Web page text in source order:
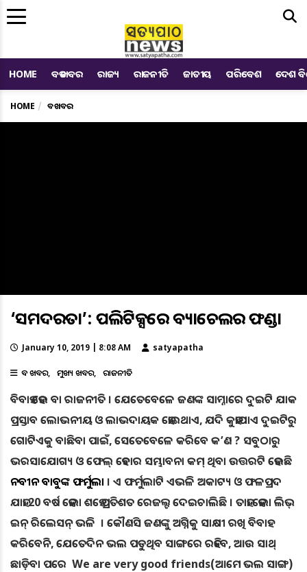
HOME ବଡ ଖବର ରାଜ୍ୟ ରାଜନୀତି ଜାତୀୟ ପରିବେଶ ଦେଶ
HOME ବଡ ଖବର
‘ସମଦୂରତା’: ପଲିଟିକ୍ସରେ ବ୍ୟାଚେଲର ଫଣ୍ଡା
January 10, 2019 | 8:08 AM satyapatha
ବଡ ଖବର ମୁଖ୍ୟ ଖବର ରାଜନୀତି
ବିବାହ ହେଉ ବା ରାଜନୀତି । ଯେତେବେଳେ ଜଣଙ୍କ ସାମ୍ନାରେ ଦୁଇଟି ଯାକ
ପ୍ରସ୍ତାବ ଲୋଭନୀୟ ଓ ଲାଭଦାୟକ ହୋଇଥାଏ, ଯଦି କୁହାଯାଏ ଦୁଇଟିରୁ
ଗୋଟିଏକୁ ବାଛିବା ପାଇଁ, ସେତେବେଳେ କରିବେ କ’ଣ ? ସବୁଠାରୁ
ଭରସାଯୋଗ୍ୟ ଓ ଫେଲ୍‌ ହେବାର ସମ୍ଭାବନା କମ୍‌ ଥିବା ଉତ୍ତରଟି ହେଉଛି
ନବୀନ ବାବୁଙ୍କ ଫର୍ମୁଲା । ଏ ଫର୍ମୁଲାଟି ଏଭଳି ଅକାଟ୍ୟ ଓ ଫଳପ୍ରଦ
ଯାହା 20 ବର୍ଷ ହେଲା ଶହେ ପ୍ରତିଶତ ରେଜଲ୍ଟ ଦେଇଚାଲିଛି । ତାହା ହେଲା ଲିଭ୍‌
ଇନ୍‌ ରିଲେସନ୍‌ ଭଳି । କୌଣସି ଜଣଙ୍କୁ ଅଗ୍ନିକୁ ସାକ୍ଷୀ ରଖି ବିବାହ
କରିବେନି, ଯେତେଦିନ ଭଲ ପଡୁଥିବ ସାଙ୍ଗରେ ରହିବେ, ଆଉ ସାଥ୍‌
ଛାଡ଼ିବା ପରେ We are very good friends(ଆମେ ଭଲ ସାଙ୍ଗ)